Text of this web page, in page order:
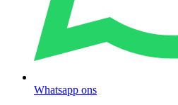
Whatsapp ons